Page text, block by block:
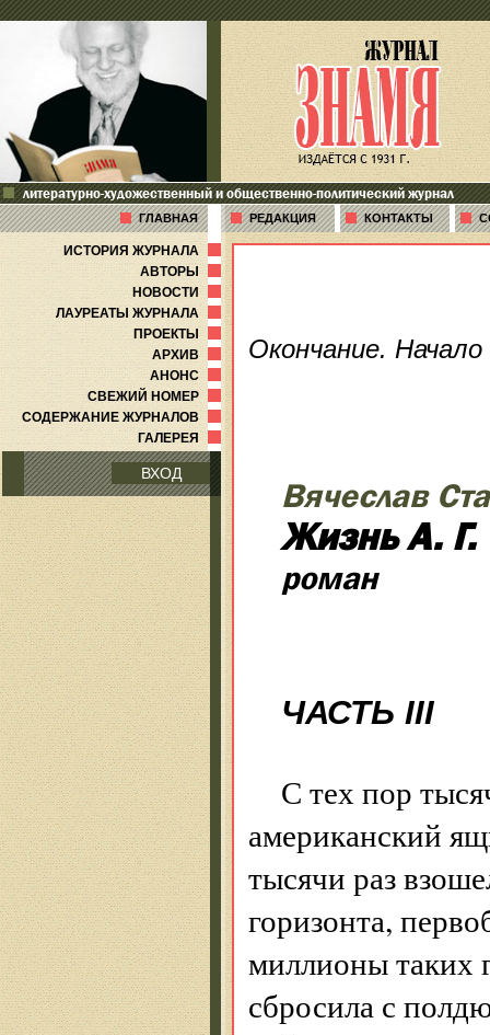
литературно-художественный и общественно-политический журнал
ГЛАВНАЯ РЕДАКЦИЯ КОНТАКТЫ
ИСТОРИЯ ЖУРНАЛА
АВТОРЫ
НОВОСТИ
ЛАУРЕАТЫ ЖУРНАЛА
ПРОЕКТЫ
АРХИВ
АНОНС
СВЕЖИЙ НОМЕР
СОДЕРЖАНИЕ ЖУРНАЛОВ
ГАЛЕРЕЯ
ВХОД
Окончание.
Вячеслав
Жизнь А. Г.
роман
ЧАСТЬ III
С тех пор
американский
тысячи раз
горизонта,
миллионы таких
сбросила с